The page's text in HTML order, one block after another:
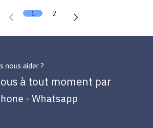
1 2
nous aider ?
à tout moment par
- Whatsapp